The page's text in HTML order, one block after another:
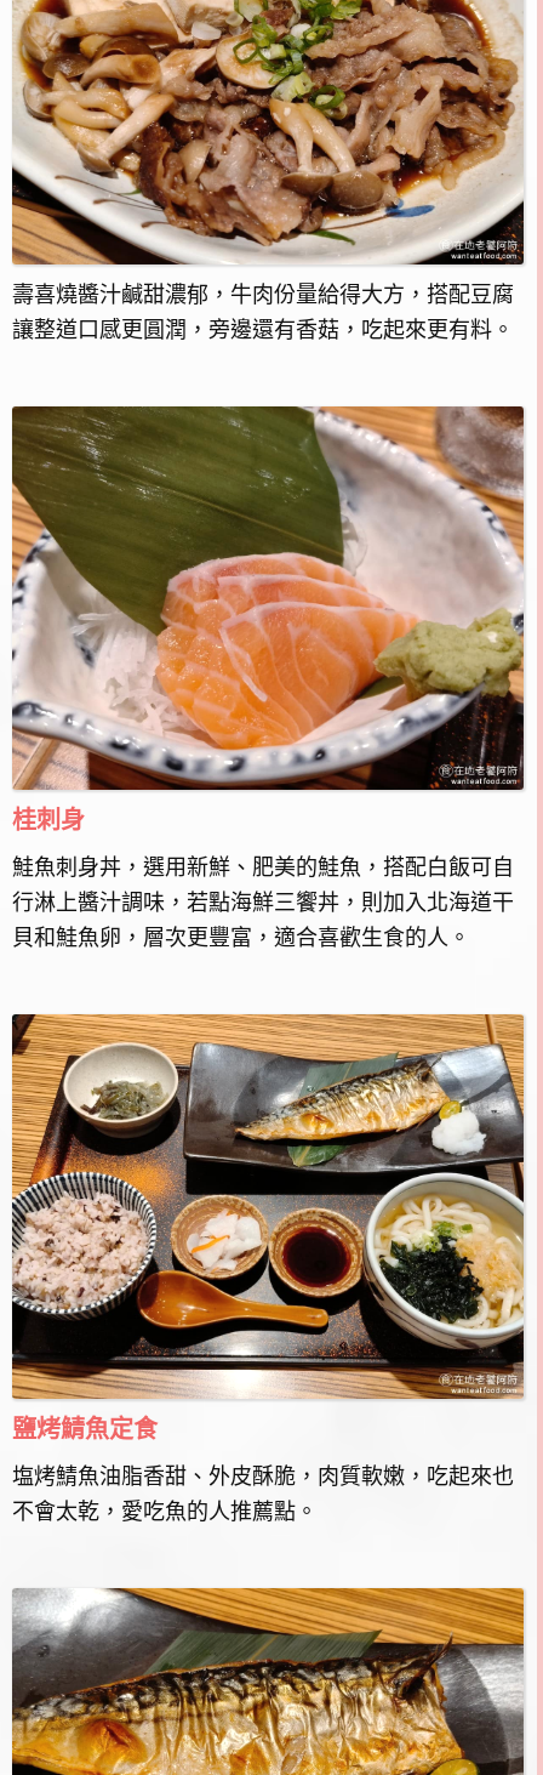
壽喜燒醬汁鹹甜濃郁，牛肉份量給得大方，搭配豆腐
讓整道口感更圓潤，旁邊還有香菇，吃起來更有料。
桂刺身
鮭魚刺身丼，選用新鮮、肥美的鮭魚，搭配白飯可自
行淋上醬汁調味，若點海鮮三饗丼，則加入北海道干
貝和鮭魚卵，層次更豐富，適合喜歡生食的人。
鹽烤鯖魚定食
塩烤鯖魚油脂香甜、外皮酥脆，肉質軟嫩，吃起來也
不會太乾，愛吃魚的人推薦點。